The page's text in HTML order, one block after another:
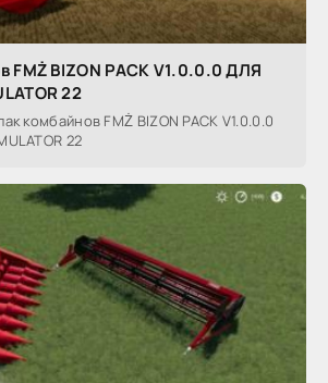
FMŻ BIZON PACK V1.0.0.0 ДЛЯ
22
комбайнов FMŻ BIZON PACK V1.0.0.0
22